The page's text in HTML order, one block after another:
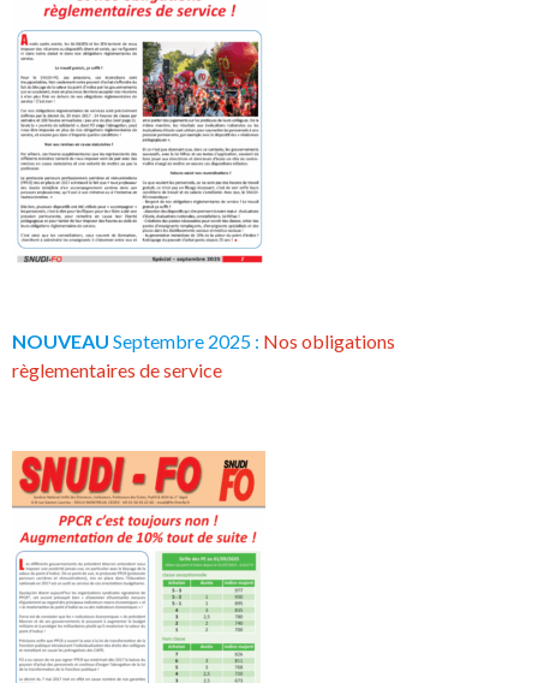
NOUVEAU Septembre 2025 : Nos obligations
règlementaires de service